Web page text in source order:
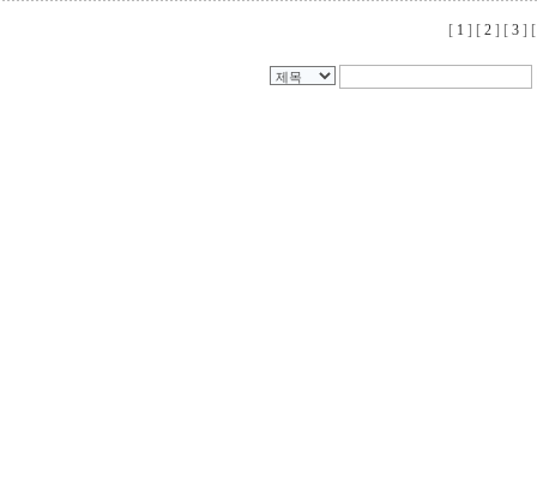
[ 1 ] [ 2] [ 3]